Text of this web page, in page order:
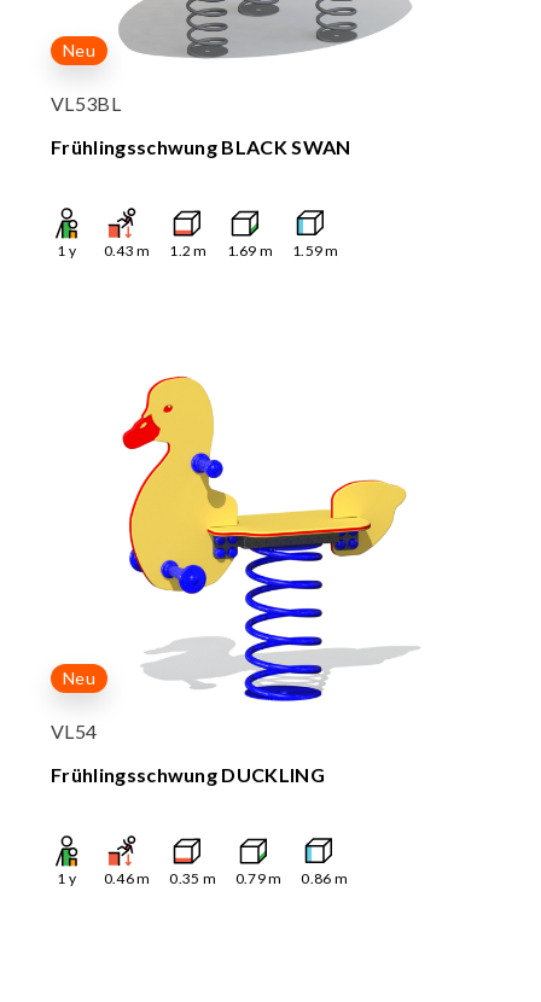
Neu
VL53BL
Frühlingsschwung BLACK SWAN
1 y 0.43 m 1.2 m 1.69 m 1.59m
Neu
VL54
Frühlingsschwung DUCKLING
1 y 0.46m 0.35 m 0.79m 0.86 m